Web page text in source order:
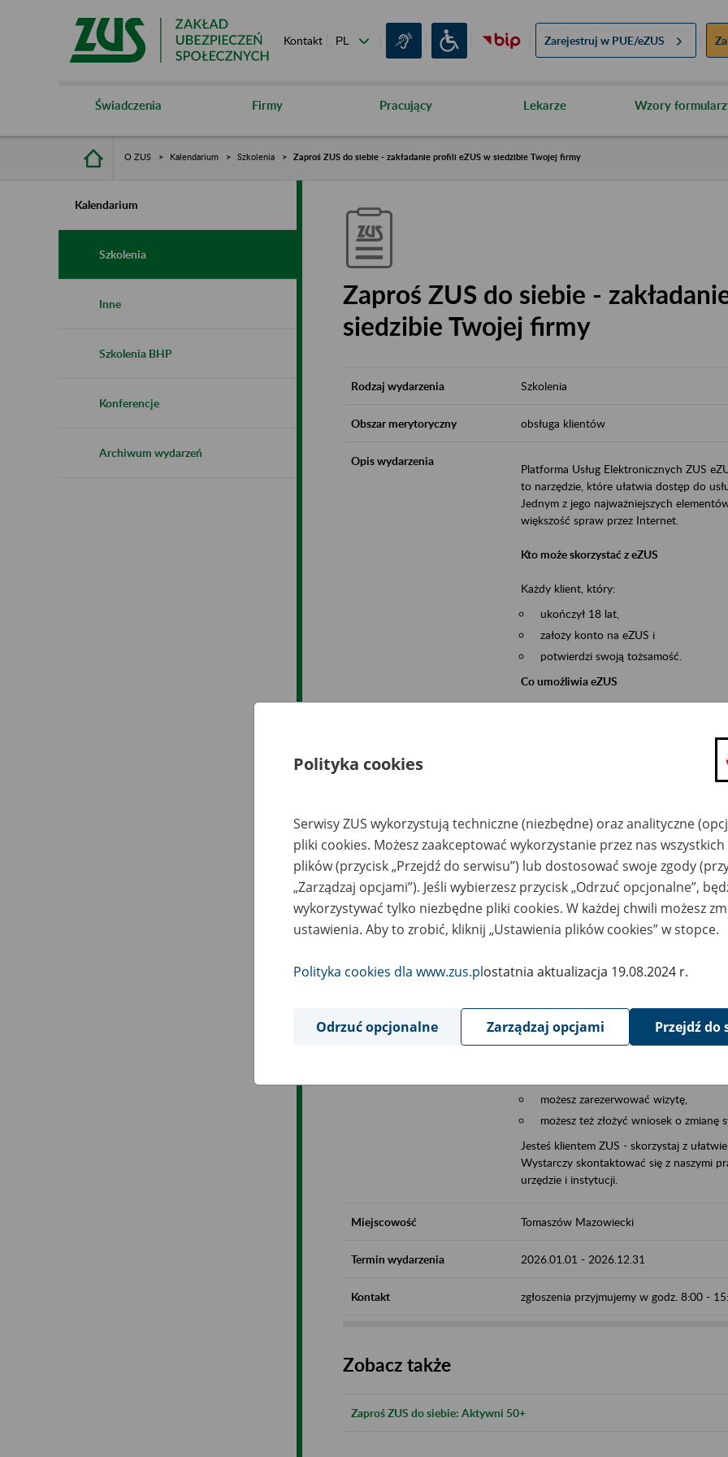
Kontakt Zarejestruj w PUE/eZUS
Świadczenia Firmy Pracujący Lekarze Wzory
O ZUS Kalendarium Szkolenia Zaproś ZUS do siebie - zakładanie profili eZUS w siedzibie Twojej firmy
Kalendarium
Szkolenia
Inne
Szkolenia BHP
Konferencje
Archiwum wydarzeń
Zaproś ZUS do siebie -
siedzibie Twojej firmy
Rodzaj wydarzenia Szkolenia
Obszar merytoryczny obsługa klientów
Opis wydarzenia
Platforma Usług Elektronicznych ZUS
to narzędzie, które ułatwia dostęp do
Jednym z jego najważniejszych
większość spraw przez Internet.
Kto może skorzystać z eZUS
Każdy klient, który:
ukończył 18 lat,
założy konto na eZUS i
potwierdzi swoją tożsamość.
Co umożliwia eZUS
wgląd do danych zgromadzonych w
składanie wniosków i otrzymywanie
zadawanie pytań i otrzymywanie
Jeśli jesteś osobą ubezpieczoną (np.
możesz sprawdzić swoje dane
masz dostęp do informacji o stanie
masz dostęp do informacji o
Jeśli jesteś płatnikiem składek (np.
możesz skorzystać z aplikacji
ubezpieczeń, wypełnisz i
ZUS,
możesz złożyć wniosek o wydanie
masz dostęp do zwolnień lekarskich
Jeśli jesteś świadczeniobiorcą
masz dostęp m.in. do formularza
do formularza PIT 40A, czyli
możesz zarezerwować wizytę,
możesz też złożyć wniosek o zmianę
Jesteś klientem ZUS - skorzystaj z
Wystarczy skontaktować się z naszymi
urzędzie i instytucji.
Miejscowość Tomaszów Mazowiecki
Termin wydarzenia 2026.01.01 - 2026.12.31
Kontakt zgłoszenia przyjmujemy w godz. 8:00 -
Zobacz także
Zaproś ZUS do siebie: Aktywni 50+
Polityka cookies
Serwisy ZUS wykorzystują techniczne (niezbędne) oraz analityczne
pliki cookies. Możesz zaakceptować wykorzystanie przez nas
plików (przycisk „Przejdź do serwisu”) lub dostosować swoje zgody
„Zarządzaj opcjami”). Jeśli wybierzesz przycisk „Odrzuć opcjonalne”,
wykorzystywać tylko niezbędne pliki cookies. W każdej chwili możesz
ustawienia. Aby to zrobić, kliknij „Ustawienia plików cookies” w stopce.
Polityka cookies dla www.zus.plostatnia aktualizacja 19.08.2024 r.
Odrzuć opcjonalne Zarządzaj opcjami Przejdź do